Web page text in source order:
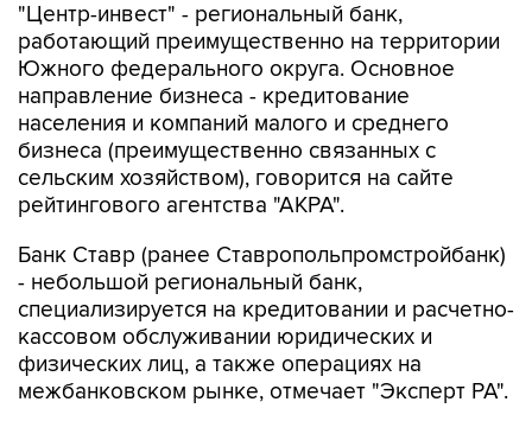
"Центр-инвест" - региональный банк,
работающий преимущественно на территории
Южного федерального округа. Основное
направление бизнеса - кредитование
населения и компаний малого и среднего
бизнеса (преимущественно связанных с
сельским хозяйством), говорится на сайте
рейтингового агентства "АКРА".
Банк Ставр (ранее Ставропольпромстройбанк)
- небольшой региональный банк,
специализируется на кредитовании и расчетно-
кассовом обслуживании юридических и
физических лиц, а также операциях на
межбанковском рынке, отмечает "Эксперт РА".